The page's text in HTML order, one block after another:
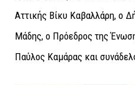
Αττικής Βίκυ Καβαλλάρη, ο
Μάδης, ο Πρόεδρος της
Παύλος Καμάρας και